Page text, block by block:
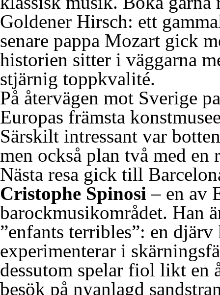
Goldener Hirsch: ett
senare pappa Mozart gick
historien sitter i väggarna
stjärnig toppkvalité.
På återvägen mot Sverige
Europas främsta
Särskilt intressant var
men också plan två med
Nästa resa gick till
Cristophe Spinosi – en av
barockmusikområdet. Han
”enfants terribles”: en
experimenterar i
dessutom spelar fiol likt en
besök på nyanlagd